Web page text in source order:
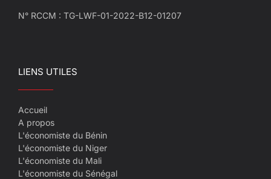
N° RCCM : TG-LWF-01-2022-B12-01207
LIENS UTILES
Accueil
A propos
L'économiste du Bénin
L'économiste du Niger
L'économiste du Mali
L'économiste du Sénégal